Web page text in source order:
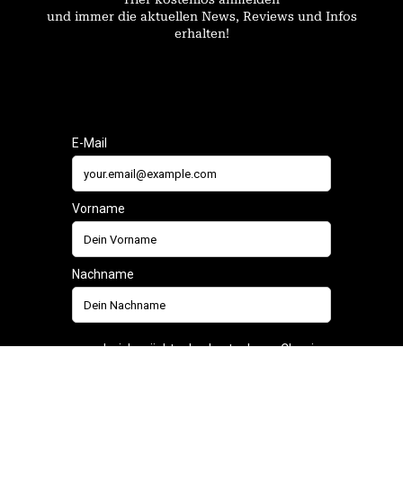
und immer die aktuellen News, Reviews und Infos
erhalten!